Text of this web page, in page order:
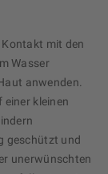
mit den
Wasser
anwenden.
kleinen
geschützt und
unerwünschten